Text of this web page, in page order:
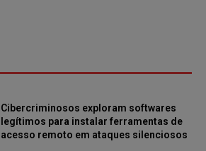
Cibercriminosos exploram softwares
legítimos para instalar ferramentas de
acesso remoto em ataques silenciosos